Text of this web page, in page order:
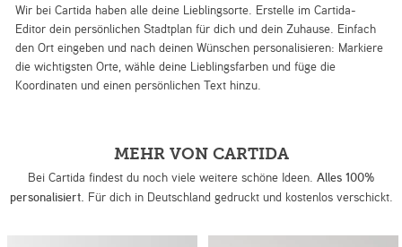
Wir bei Cartida haben alle deine Lieblingsorte. Erstelle im Cartida-
Editor dein persönlichen Stadtplan für dich und dein Zuhause. Einfach
den Ort eingeben und nach deinen Wünschen personalisieren: Markiere
die wichtigsten Orte, wähle deine Lieblingsfarben und füge die
Koordinaten und einen persönlichen Text hinzu.
MEHR VON CARTIDA
Bei Cartida findest du noch viele weitere schöne Ideen. Alles 100%
personalisiert. Für dich in Deutschland gedruckt und kostenlos verschickt.